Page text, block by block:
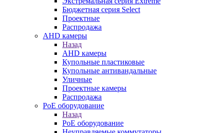
Бюджетная серия Select
Проектные
Распродажа
AHD камеры
Назад
AHD камеры
Купольные пластиковые
Купольные антивандальные
Уличные
Проектные камеры
Распродажа
PoE оборудование
Назад
PoE оборудование